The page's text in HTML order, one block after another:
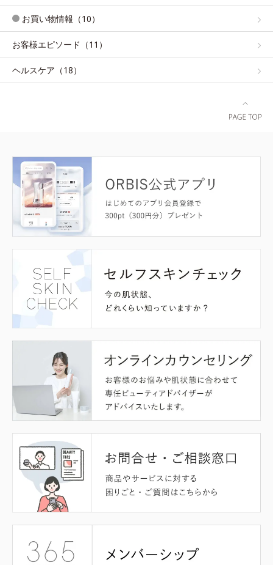
お買い物情報（10）
お客様エピソード（11）
ヘルスケア（18）